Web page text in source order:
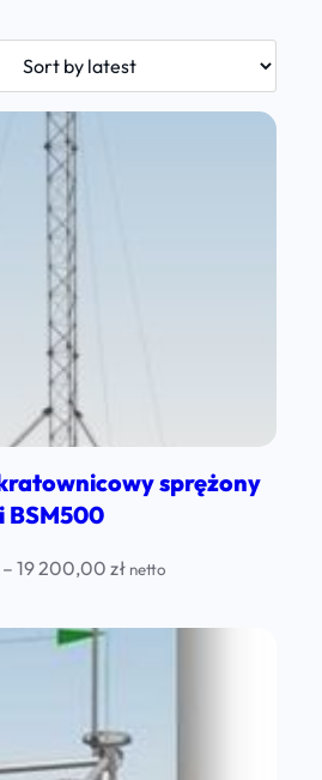
sprężony
BSM500
– 19 200,00złPrice
11
19
netto